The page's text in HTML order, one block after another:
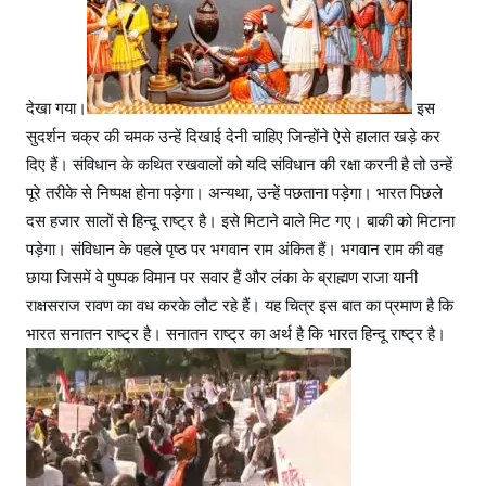
देखा गया।
इस
सुदर्शन चक्र की चमक उन्हें दिखाई देनी चाहिए जिन्होंने ऐसे हालात खड़े कर
दिए हैं। संविधान के कथित रखवालों को यदि संविधान की रक्षा करनी है तो उन्हें
पूरे तरीके से निष्पक्ष होना पड़ेगा। अन्यथा, उन्हें पछताना पड़ेगा। भारत पिछले
दस हजार सालों से हिन्दू राष्ट्र है। इसे मिटाने वाले मिट गए। बाकी को मिटाना
पड़ेगा। संविधान के पहले पृष्ठ पर भगवान राम अंकित हैं। भगवान राम की वह
छाया जिसमें वे पुष्पक विमान पर सवार हैं और लंका के ब्राह्मण राजा यानी
राक्षसराज रावण का वध करके लौट रहे हैं। यह चित्र इस बात का प्रमाण है कि
भारत सनातन राष्ट्र है। सनातन राष्ट्र का अर्थ है कि भारत हिन्दू राष्ट्र है।